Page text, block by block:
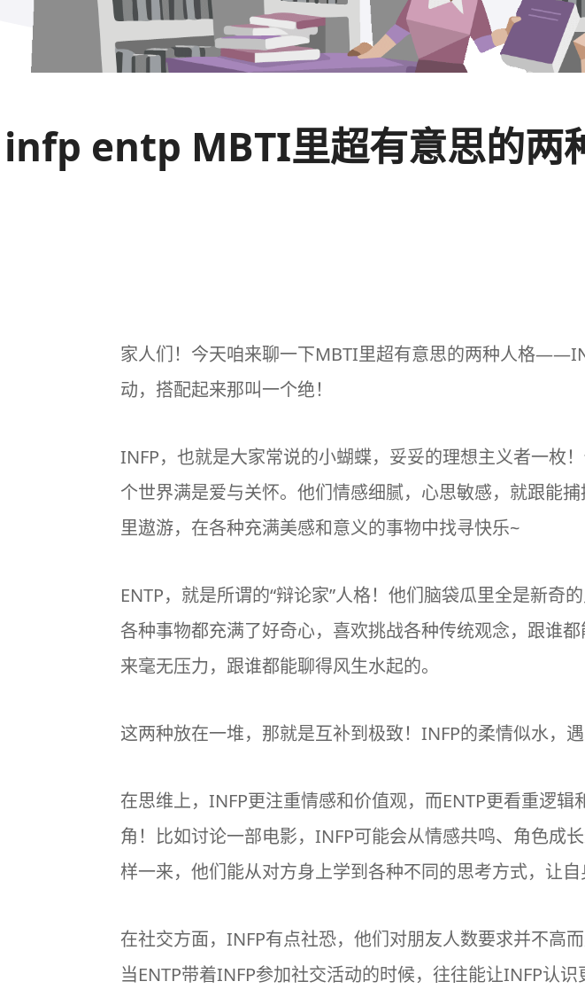
infp entp MBTI里超有意思的两
家人们！今天咱来聊一下MBTI里超有意思的两种人格——
动，搭配起来那叫一个绝！
INFP，也就是大家常说的小蝴蝶，妥妥的理想主义者一枚
个世界满是爱与关怀。他们情感细腻，心思敏感，就跟能
里遨游，在各种充满美感和意义的事物中找寻快乐~
ENTP，就是所谓的“辩论家”人格！他们脑袋瓜里全是新
各种事物都充满了好奇心，喜欢挑战各种传统观念，跟谁
来毫无压力，跟谁都能聊得风生水起的。
这两种放在一堆，那就是互补到极致！INFP的柔情似水，
在思维上，INFP更注重情感和价值观，而ENTP更看重逻
角！比如讨论一部电影，INFP可能会从情感共鸣、角色成
样一来，他们能从对方身上学到各种不同的思考方式，让自
在社交方面，INFP有点社恐，他们对朋友人数要求并不高
当ENTP带着INFP参加社交活动的时候，往往能让INFP认